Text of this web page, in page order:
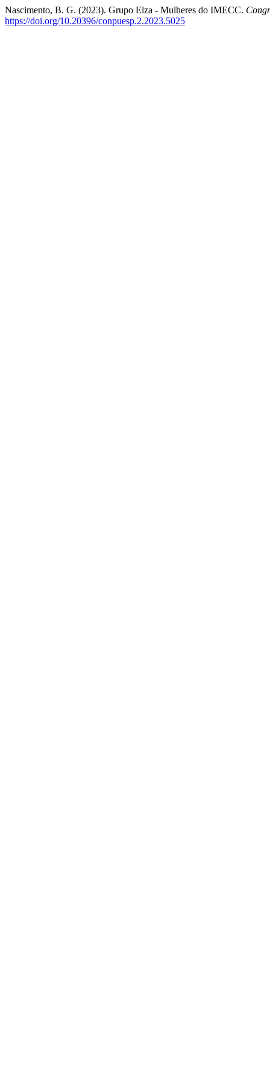
Nascimento, B. G. (2023). Grupo Elza - Mulheres do IMECC.
https://doi.org/10.20396/conpuesp.2.2023.5025